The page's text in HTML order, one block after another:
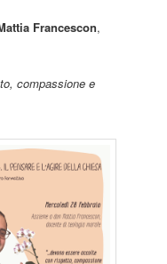
Francescon,
compassione e